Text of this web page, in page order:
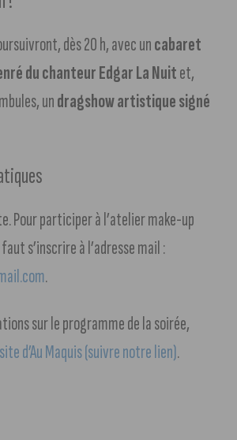
dès 20 h, avec uncabaret
du chanteur Edgar La Nuitet,
undragshow artistique signé
Pour participer à l’atelier make-up
s’inscrire à l’adresse mail :
.
sur le programme de la soirée,
site d’Au Maquis (suivre notre lien).